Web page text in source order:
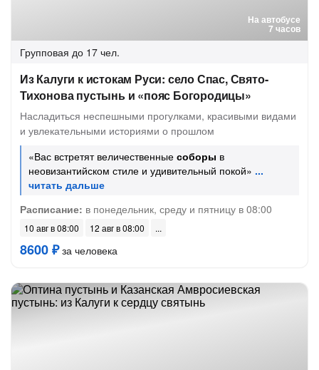
На автобусе
7 часов
Групповая до 17 чел.
Из Калуги к истокам Руси: село Спас, Свято-
Тихонова пустынь и «пояс Богородицы»
Насладиться неспешными прогулками, красивыми видами
и увлекательными историями о прошлом
«Вас встретят величественные соборы в
неовизантийском стиле и удивительный покой»
Расписание: в понедельник, среду и пятницу в 08:00
10 авг в 08:00 12 авг в 08:00
8600 ₽за человека